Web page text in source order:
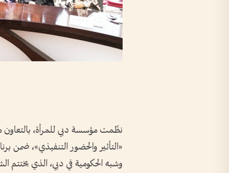
نظّمت مؤسسة دبي للمرأة، بالتعاون
«التأثير والحضور التنفيذي»، ضمن
وشبه الحكومية في دبي، الذي يختتم